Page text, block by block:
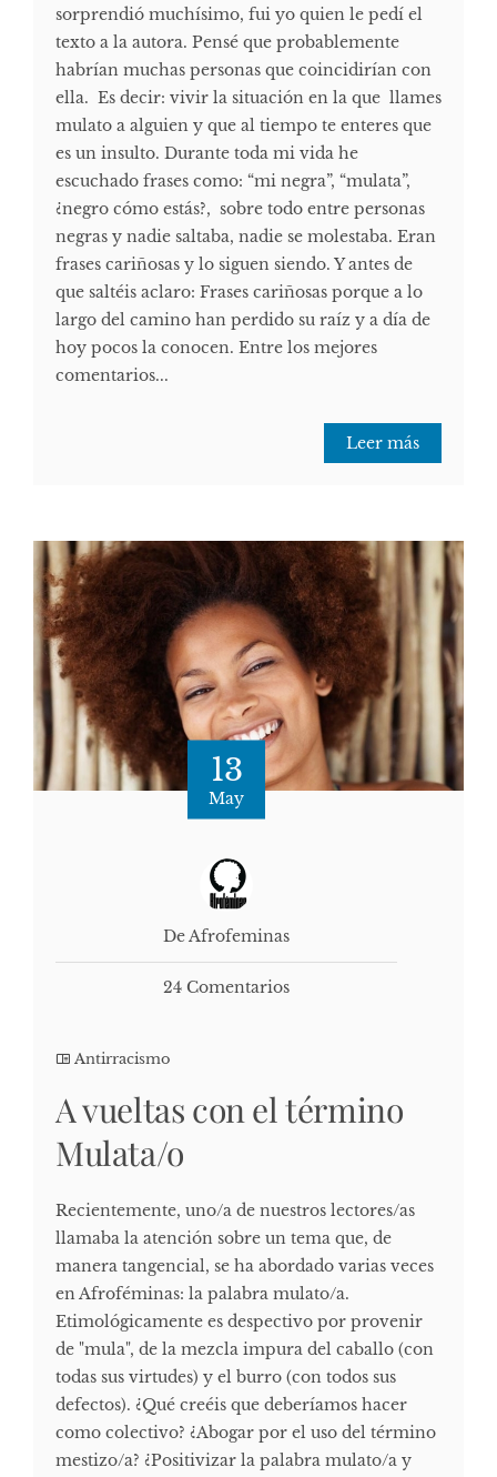
sorprendió muchísimo, fui yo quien le pedí el
texto a la autora. Pensé que probablemente
habrían muchas personas que coincidirían con
ella. Es decir: vivir la situación en la que llames
mulato a alguien y que al tiempo te enteres que
es un insulto. Durante toda mi vida he
escuchado frases como: “mi negra”, “mulata”,
¿negro cómo estás?, sobre todo entre personas
negras y nadie saltaba, nadie se molestaba. Eran
frases cariñosas y lo siguen siendo. Y antes de
que saltéis aclaro: Frases cariñosas porque a lo
largo del camino han perdido su raíz y a día de
hoy pocos la conocen. Entre los mejores
comentarios...
Leer más
13
May
De Afrofeminas
24 Comentarios
Antirracismo
A vueltas con el término
Mulata/o
Recientemente, uno/a de nuestros lectores/as
llamaba la atención sobre un tema que, de
manera tangencial, se ha abordado varias veces
en Afroféminas: la palabra mulato/a.
Etimológicamente es despectivo por provenir
de "mula", de la mezcla impura del caballo (con
todas sus virtudes) y el burro (con todos sus
defectos). ¿Qué creéis que deberíamos hacer
como colectivo? ¿Abogar por el uso del término
mestizo/a? ¿Positivizar la palabra mulato/a y